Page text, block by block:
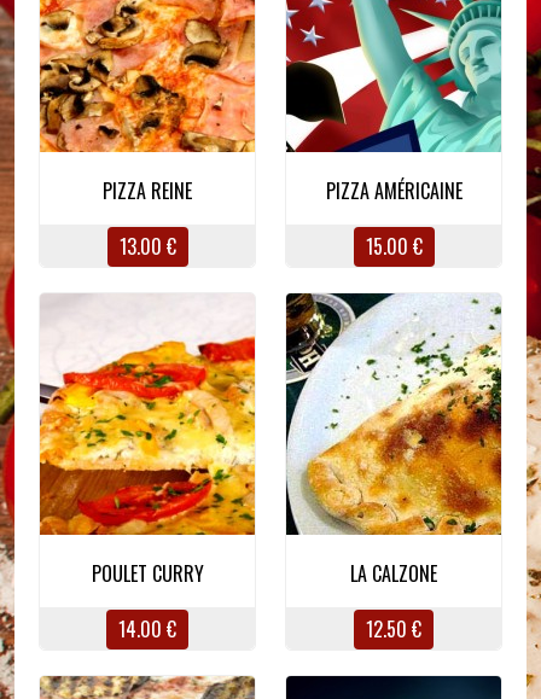
PIZZA REINE
13.00 €
PIZZA AMÉRICAINE
15.00 €
POULET CURRY
14.00 €
LA CALZONE
12.50 €